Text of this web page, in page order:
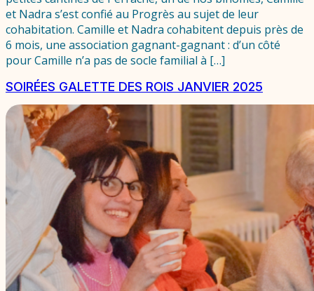
et Nadra s’est confié au Progrès au sujet de leur
cohabitation. Camille et Nadra cohabitent depuis près de
6 mois, une association gagnant-gagnant : d’un côté
pour Camille n’a pas de socle familial à […]
SOIRÉES GALETTE DES ROIS JANVIER 2025